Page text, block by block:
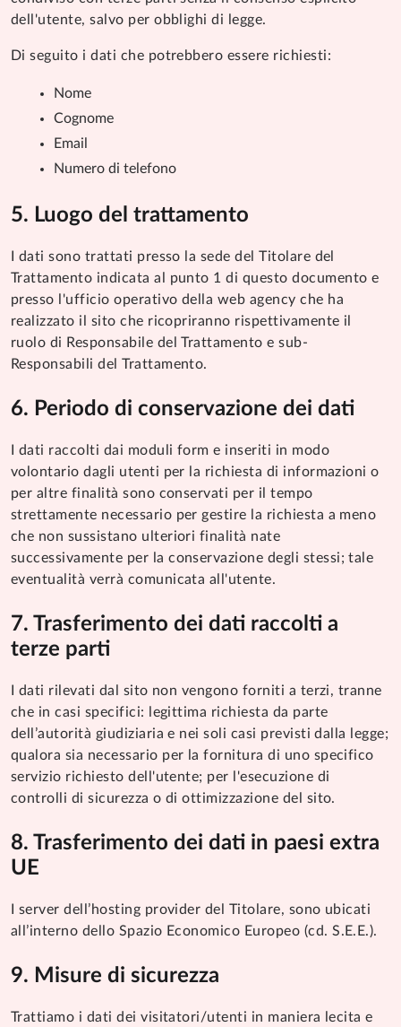
dell'utente, salvo per obblighi di legge.
Di seguito i dati che potrebbero essere richiesti:
Nome
Cognome
Email
Numero di telefono
Luogo del trattamento
I dati sono trattati presso la sede del Titolare del
Trattamento indicata al punto 1 di questo documento e
presso l'ufficio operativo della web agency che ha
realizzato il sito che ricopriranno rispettivamente il
ruolo di Responsabile del Trattamento e sub-
Responsabili del Trattamento.
Periodo di conservazione dei dati
I dati raccolti dai moduli form e inseriti in modo
volontario dagli utenti per la richiesta di informazioni o
per altre finalità sono conservati per il tempo
strettamente necessario per gestire la richiesta a meno
che non sussistano ulteriori finalità nate
successivamente per la conservazione degli stessi; tale
eventualità verrà comunicata all'utente.
Trasferimento dei dati raccolti a
terze parti
I dati rilevati dal sito non vengono forniti a terzi, tranne
che in casi specifici: legittima richiesta da parte
dell’autorità giudiziaria e nei soli casi previsti dalla legge;
qualora sia necessario per la fornitura di uno specifico
servizio richiesto dell'utente; per l'esecuzione di
controlli di sicurezza o di ottimizzazione del sito.
Trasferimento dei dati in paesi extra
UE
I server dell’hosting provider del Titolare, sono ubicati
all’interno dello Spazio Economico Europeo (cd. S.E.E.).
Misure di sicurezza
Trattiamo i dati dei visitatori/utenti in maniera lecita e